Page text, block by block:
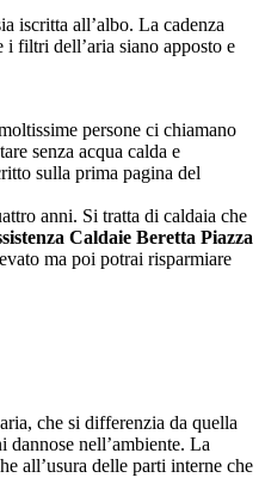
iscritta all’albo. La cadenza
filtri dell’aria siano apposto e
persone ci chiamano
senza acqua calda e
sulla prima pagina del
anni. Si tratta di caldaia che
Caldaie Beretta Piazza
ma poi potrai risparmiare
che si differenzia da quella
nell’ambiente. La
all’usura delle parti interne che